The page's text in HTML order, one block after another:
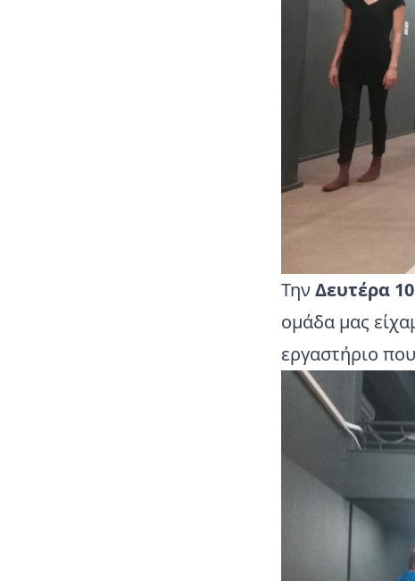
Την Δευτέρα
ομάδα μας
εργαστήριο